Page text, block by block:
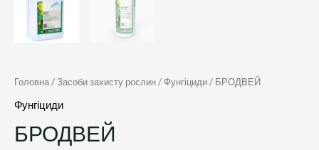
Головна/Засоби захисту рослин/Фунгіциди/ БРОДВЕЙ
Фунгіциди
БРОДВЕЙ